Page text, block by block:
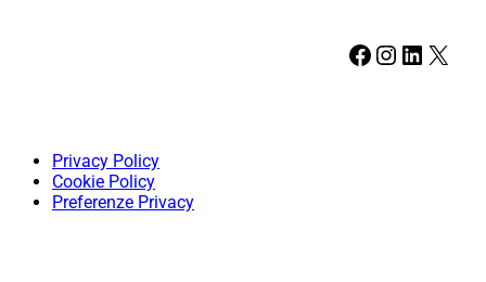
Facebook Instagram LinkedIn X
Privacy Policy
Cookie Policy
Preferenze Privacy